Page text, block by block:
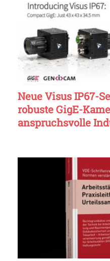
Neue Visus IP67-
robuste GigE-
anspruchsvolle